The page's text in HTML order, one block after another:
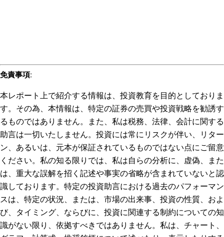
免責事項:
本レポート上で紹介する情報は、投資教育を目的としておりま
す。その為、本情報は、特定の証券の売買や投資戦略を勧誘す
るものではありません。また、私は税務、法律、会計に関する
助言は一切いたしません。投資には常にリスクが伴い、リター
ン、あるいは、元本が保証されているものではない点にご留意
ください。私の知る限りでは、私は自らの分析に、虚偽、また
は、重大な誤解を招く記述や事実の省略が含まれていないと認
識しております。特定の投資助言における過去のパフォーマン
スは、特定の状況、または、市場の出来事、投資の性質、およ
び、タイミング、ならびに、投資に関連する制約についての知
識がない限り、依拠すべきではありません。私は、チャート、